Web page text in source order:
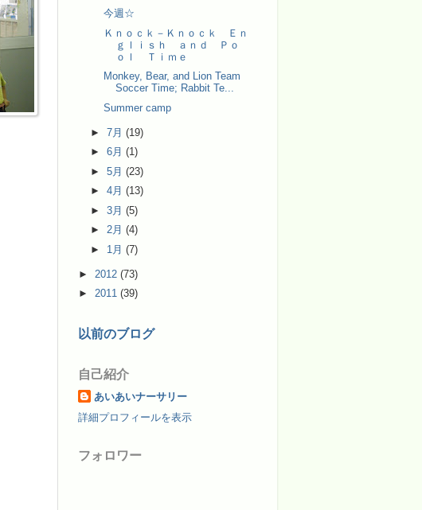
今週☆
Ｋｎｏｃｋ－Ｋｎｏｃｋ Ｅｎ
ｇｌｉｓｈ ａｎｄ Ｐｏ
ｏｌ Ｔｉｍｅ
Monkey, Bear, and Lion Team
Soccer Time; Rabbit Te...
Summer camp
►7月(19)
►6月(1)
►5月(23)
►4月(13)
►3月(5)
►2月(4)
► 1月(7)
► 2012 (73)
► 2011 (39)
以前のブログ
自己紹介
あいあいナーサリー
詳細プロフィールを表示
フォロワー